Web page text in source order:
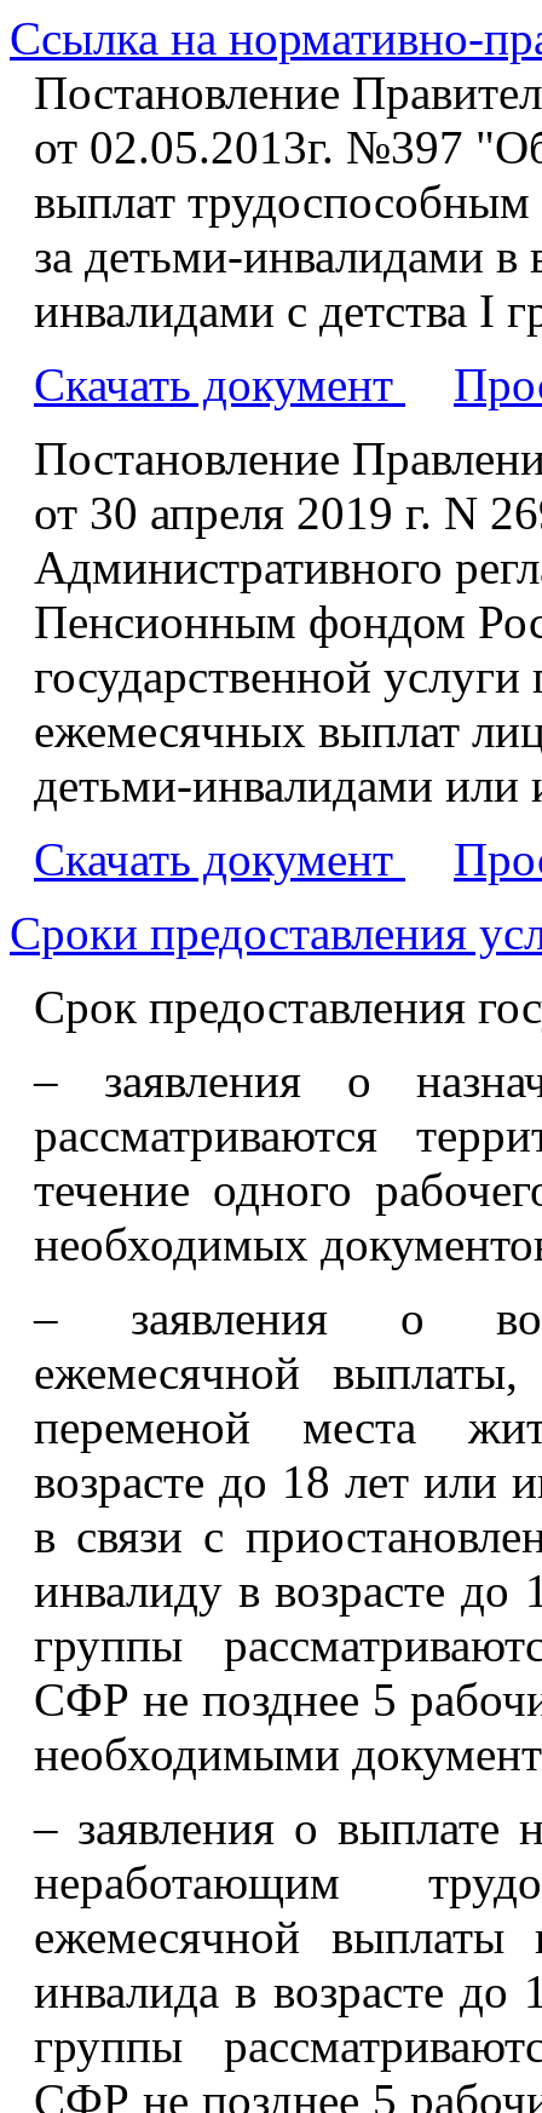
Ссылка на нормативно-
Постановление
от 02.05.2013г. №397
выплат
за детьми-инвалидами в
инвалидами с детства I
Скачать документ
Постановление
от 30 апреля 2019 г. N
Административного
Пенсионным фондом
государственной
ежемесячных выплат
детьми-инвалидами или
Скачать документ
Сроки предоставления
Срок предоставления
– заявления о
рассматриваются
течение одного
необходимых
– заявления о
ежемесячной
переменой места
возрасте до 18 лет или
в связи с
инвалиду в возрасте до
группы
СФР не позднее 5
необходимыми
– заявления о выплате
неработающим
ежемесячной выплаты
инвалида в возрасте до
группы
СФР не позднее 5